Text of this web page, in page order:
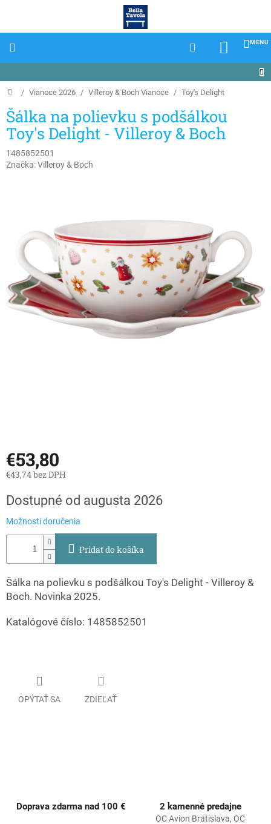
Domov
/ / Villeroy & Boch Vianoce /
Šálka na polievku s podšálkou
Toy's Delight - Villeroy & Boch
1485852501
Značka:Villeroy & Boch
€53,80
€43,74 bez DPH
cena:
Dostupné od augusta 2026
Možnosti doručenia
Pridať do košíka
Šálka na polievku s podšálkou Toy's Delight - Villeroy &
Boch. Novinka 2025.
Katalógové číslo: 1485852501
OPÝTAŤ SA ZDIEĽAŤ
Doprava zdarma nad 100 € 2 kamenné predajne
OC Avion Bratislava, OC